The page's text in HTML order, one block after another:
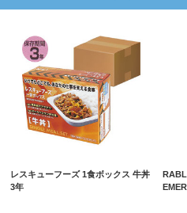
レスキューフーズ 1食ボックス 牛丼
3年